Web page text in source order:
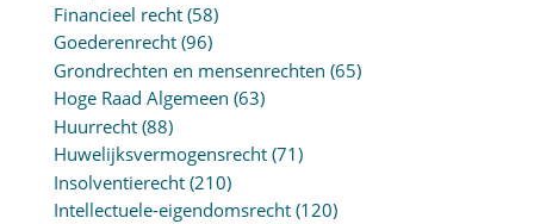
Financieel recht(58)
Goederenrecht(96)
Grondrechten en mensenrechten (65)
Hoge Raad Algemeen (63)
Huurrecht(88)
Huwelijksvermogensrecht(71)
Insolventierecht(210)
Intellectuele-eigendomsrecht(120)